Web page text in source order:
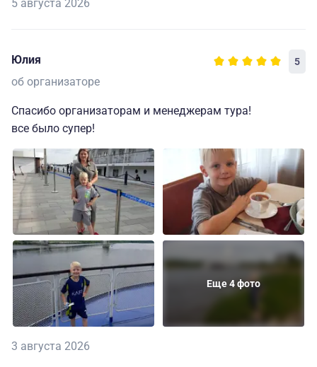
5 августа 2026
Юлия 5
об организаторе
Спасибо организаторам и менеджерам тура!
все было супер!
Еще 4 фото
3 августа 2026